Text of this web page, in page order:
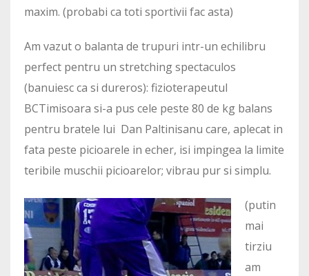
maxim. (probabi ca toti sportivii fac asta)
Am vazut o balanta de trupuri intr-un echilibru
perfect pentru un stretching spectaculos
(banuiesc ca si dureros): fizioterapeutul
BCTimisoara si-a pus cele peste 80 de kg balans
pentru bratele lui Dan Paltinisanu care, aplecat in
fata peste picioarele in echer, isi impingea la limite
teribile muschii picioarelor; vibrau pur si simplu.
(putin
mai
tirziu
am